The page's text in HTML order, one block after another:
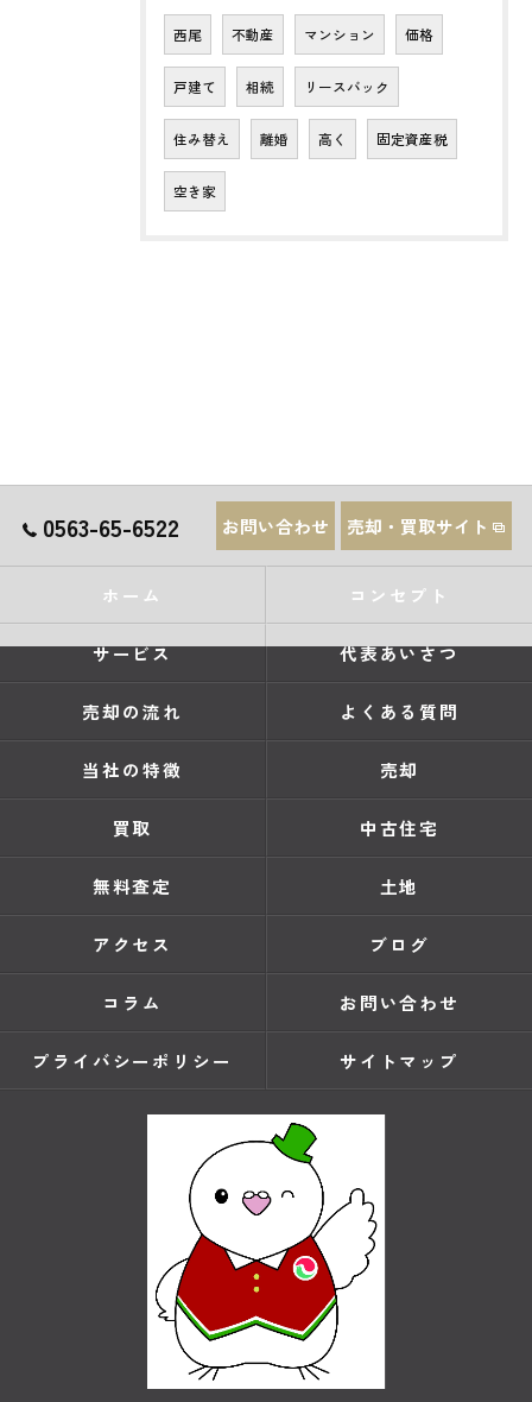
西尾 不動産 マンション 価格
戸建て 相続 リースバック
住み替え 離婚 高く 固定資産税
空き家
0563-65-6522 お問い合わせ 売却・買取サイト
ホーム コンセプト
サービス 代表あいさつ
売却の流れ よくある質問
当社の特徴 売却
買取 中古住宅
無料査定 土地
アクセス ブログ
コラム お問い合わせ
プライバシーポリシー サイトマップ